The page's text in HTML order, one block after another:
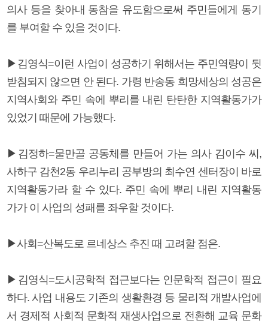
의사 등을 찾아내 동참을 유도함으로써 주민들에게 동기
를 부여할 수 있을 것이다.
▶김영식=이런 사업이 성공하기 위해서는 주민역량이 뒷
받침되지 않으면 안 된다. 가령 반송동 희망세상의 성공은
지역사회와 주민 속에 뿌리를 내린 탄탄한 지역활동가가
있었기 때문에 가능했다.
▶김정하=물만골 공동체를 만들어 가는 의사 김이수 씨,
사하구 감천2동 우리누리 공부방의 최수연 센터장이 바로
지역활동가라 할 수 있다. 주민 속에 뿌리 내린 지역활동
가가 이 사업의 성패를 좌우할 것이다.
▶사회=산복도로 르네상스 추진 때 고려할 점은.
▶김영식=도시공학적 접근보다는 인문학적 접근이 필요
하다. 사업 내용도 기존의 생활환경 등 물리적 개발사업에
서 경제적 사회적 문화적 재생사업으로 전환해 교육 문화